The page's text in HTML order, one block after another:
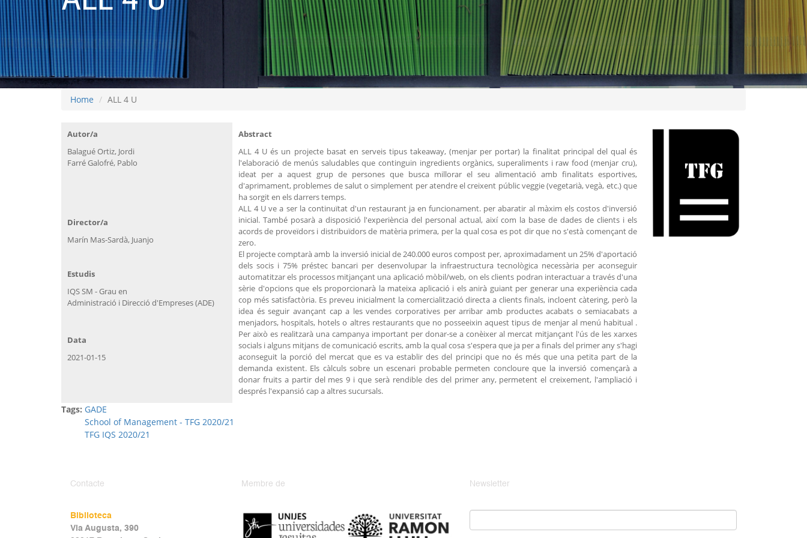
Home ALL 4 U
Autor/a
Balagué Ortiz, Jordi
Farré Galofré, Pablo
Abstract
ALL 4 U és un projecte basat en serveis tipus takeaway, (menjar per portar) la finalitat principal del qual és
l'elaboració de menús saludables que continguin ingredients orgànics, superaliments i raw food (menjar cru),
ideat per a aquest grup de persones que busca millorar el seu alimentació amb finalitats esportives,
d'aprimament, problemes de salut o simplement per atendre el creixent públic veggie (vegetarià, vegà, etc.) que
ha sorgit en els darrers temps.
ALL 4 U ve a ser la continuïtat d'un restaurant ja en funcionament. per abaratir al màxim els costos d'inversió
inicial. També posarà a disposició l'experiència del personal actual, així com la base de dades de clients i els
acords de proveïdors i distribuïdors de matèria primera, per la qual cosa es pot dir que no s'està començant de
zero.
El projecte comptarà amb la inversió inicial de 240.000 euros compost per, aproximadament un 25% d'aportació
dels socis i 75% préstec bancari per desenvolupar la infraestructura tecnològica necessària per aconseguir
automatitzar els processos mitjançant una aplicació mòbil/web, on els clients podran interactuar a través d'una
sèrie d'opcions que els proporcionarà la mateixa aplicació i els anirà guiant per generar una experiència cada
cop més satisfactòria. Es preveu inicialment la comercialització directa a clients finals, incloent càtering, però la
idea és seguir avançant cap a les vendes corporatives per arribar amb productes acabats o semiacabats a
menjadors, hospitals, hotels o altres restaurants que no posseeixin aquest tipus de menjar al menú habitual .
Per això es realitzarà una campanya important per donar-se a conèixer al mercat mitjançant l'ús de les xarxes
socials i alguns mitjans de comunicació escrits, amb la qual cosa s'espera que ja per a finals del primer any s'hagi
aconseguit la porció del mercat que es va establir des del principi que no és més que una petita part de la
demanda existent. Els càlculs sobre un escenari probable permeten concloure que la inversió començarà a
donar fruits a partir del mes 9 i que serà rendible des del primer any, permetent el creixement, l'ampliació i
després l'expansió cap a altres sucursals.
Director/a
Marín Mas-Sardà, Juanjo
Estudis
IQS SM - Grau en
Administració i Direcció d'Empreses (ADE)
Data
2021-01-15
Tags: GADE
School of Management - TFG 2020/21
TFG IQS 2020/21
Contacte
Biblioteca
Via Augusta, 390
Membre de Newsletter